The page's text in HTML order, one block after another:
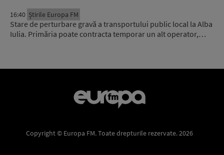
16:40 Știrile Europa FM
Stare de perturbare gravă a transportului public local la Alba
Iulia. Primăria poate contracta temporar un alt operator,…
Copyright © Europa FM. Toate drepturile rezervate. 2026